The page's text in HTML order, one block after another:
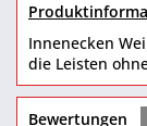
Innenecken
die Leisten
Bewertungen